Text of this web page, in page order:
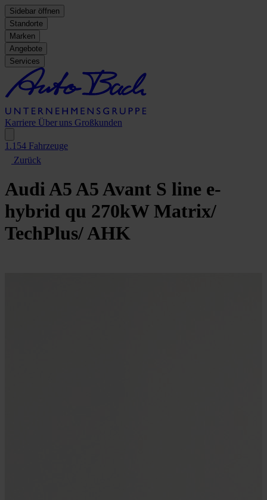
Sidebar öffnen
Standorte
Marken
Angebote
Services
Karriere Über uns Großkunden
1.154 Fahrzeuge
Zurück
Audi A5A5 Avant S line e-
hybrid qu 270kW Matrix/
TechPlus/ AHK